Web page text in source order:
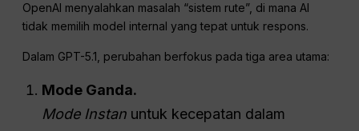
OpenAI menyalahkan masalah “sistem rute”, di mana AI
tidak memilih model internal yang tepat untuk respons.
Dalam GPT-5.1, perubahan berfokus pada tiga area utama:
Mode Ganda.
Mode Instan untuk kecepatan dalam